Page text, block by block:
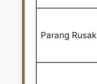
Parang Rusak